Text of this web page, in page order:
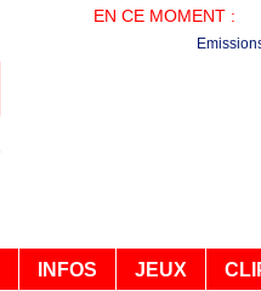
EN CE MOMENT :
INFOS JEUX